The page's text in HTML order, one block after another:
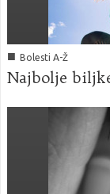
■ Bolesti A-Ž
Najbolje